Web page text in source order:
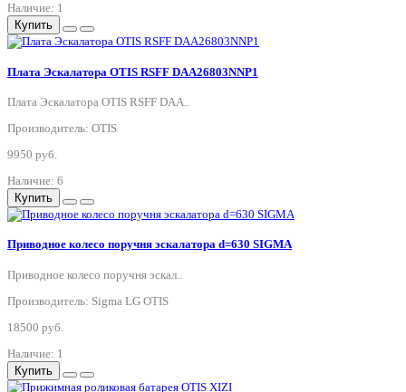
Наличие: 1
Купить
Плата Эскалатора OTIS RSFF DAA26803NNP1
Плата Эскалатора OTIS RSFF DAA..
Производитель: OTIS
9950 руб.
Наличие: 6
Купить
Приводное колесо поручня эскалатора d=630 SIGMA
Приводное колесо поручня эскал..
Производитель: Sigma LG OTIS
18500 руб.
Наличие: 1
Купить